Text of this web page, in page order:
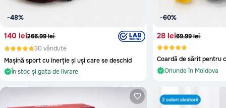
-48%
140 lei266.99 lei
30 vândute
Mașină sport cu inerție și uși care se deschid
În stoc și gata de livrare
-60%
28 lei69.99 lei
Coardă de sărit pentru
În stoc și gata de
Hincesti
Ialoveni
Leova
Nisporeni